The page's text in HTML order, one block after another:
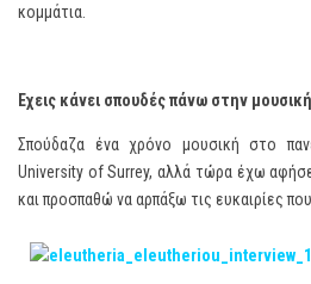
κομμάτια.
Έχεις κάνει σπουδές πάνω στην
Σπούδαζα ένα χρόνο μουσική στο
University of Surrey, αλλά τώρα έχω
και προσπαθώ να αρπάξω τις ευκαιρίες